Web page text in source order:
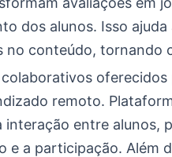
dos alunos. Isso
no conteúdo, tornando
remoto.
interação entre alunos,
e a participação. Além